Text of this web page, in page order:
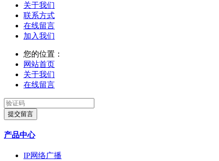
关于我们
联系方式
在线留言
加入我们
您的位置：
网站首页
关于我们
在线留言
提交留言
产品中心
IP网络广播